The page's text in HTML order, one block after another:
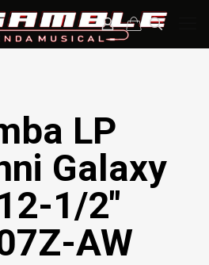
LP
Galaxy
1/2″
AW